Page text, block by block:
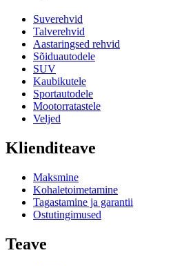
Suverehvid
Talverehvid
Aastaringsed rehvid
Sõiduautodele
SUV
Kaubikutele
Sportautodele
Mootorratastele
Veljed
Klienditeave
Maksmine
Kohaletoimetamine
Tagastamine ja garantii
Ostutingimused
Teave